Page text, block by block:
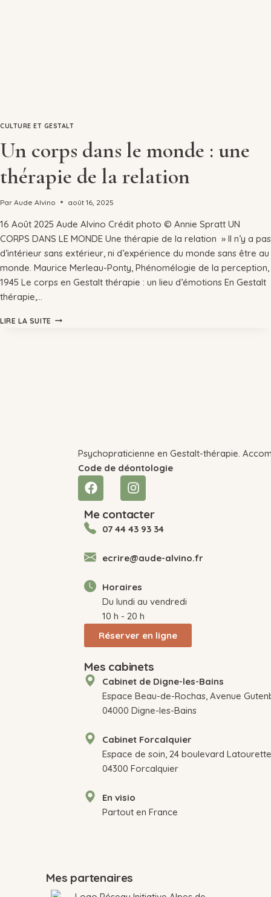
CULTURE ET GESTALT
Un corps dans le monde : une
thérapie de la relation
Par Aude Alvino août 16, 2025
16 Août 2025 Aude Alvino Crédit photo © Annie Spratt UN
CORPS DANS LE MONDE Une thérapie de la relation » Il n’y a pas
d’intérieur sans extérieur, ni d’expérience du monde sans être au
monde. Maurice Merleau-Ponty, Phénomélogie de la perception,
1945 Le corps en Gestalt thérapie : un lieu d’émotions En Gestalt
thérapie,…
LIRE LA SUITE
Psychopraticienne en Gestalt-thérapie.
Code de déontologie
Me contacter
07 44 43 93 34
ecrire@aude-alvino.fr
Horaires
Du lundi au vendredi
10 h - 20 h
Réserver en ligne
Mes cabinets
Cabinet de Digne-les-Bains
Espace Beau-de-Rochas, Avenue
04000 Digne-les-Bains
Cabinet Forcalquier
Espace de soin, 24 boulevard
04300 Forcalquier
En visio
Partout en France
Mes partenaires